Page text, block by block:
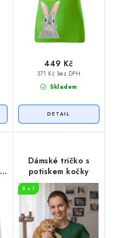
Skladem
371 Kč bez DPH
449 Kč
Dámské tričko s
potiskem kočky
2 + 1